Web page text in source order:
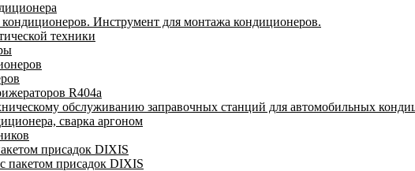
Инструмент для монтажа кондиционеров.
техники
R404a
обслуживанию заправочных станций для автомобильных
сварка аргоном
присадок DIXIS
пакетом присадок DIXIS